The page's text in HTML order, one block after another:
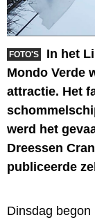
FOTO'S
In het
Mondo Verde
attractie. Het
werd het
Dreessen
publiceerde
Dinsdag